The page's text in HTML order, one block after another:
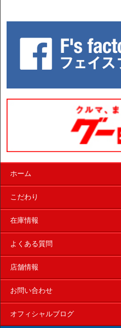
ホーム
こだわり
在庫情報
よくある質問
店舗情報
お問い合わせ
オフィシャルブログ